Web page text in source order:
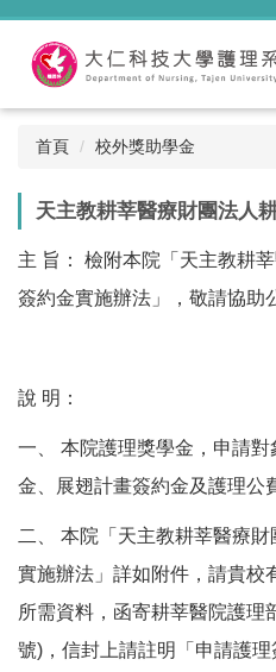
跳
內
首頁 校外獎助學金
天主教耕莘醫療財團法人
主 旨： 檢附本院「天主教耕
簽約金實施辦法」，敬請協助
說 明：
一、 本院護理獎學金，申請
金、展翅計畫簽約金及護理公
二、 本院「天主教耕莘醫療
實施辦法」詳如附件，請貴校
所需資料，函寄耕莘醫院護理
號)，信封上請註明「申請護理